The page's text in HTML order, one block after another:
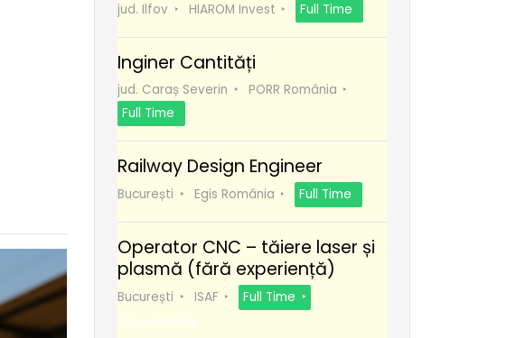
jud. Ilfov HIAROM Invest Full Time
Inginer Cantități
jud. Caraș Severin
PORR România
Full Time
Railway Design Engineer
București Egis România Full Time
Operator CNC – tăiere laser și
plasmă (fără experiență)
București ISAF
Full Time
Recomanda